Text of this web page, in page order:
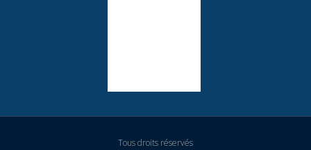
Tous droits réservés